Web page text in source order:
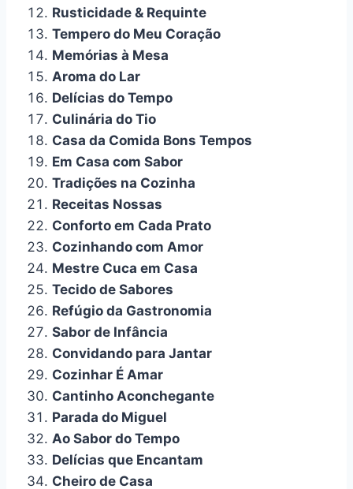
Rusticidade & Requinte
Tempero do Meu Coração
Memórias à Mesa
Aroma do Lar
Delícias do Tempo
Culinária do Tio
Casa da Comida Bons Tempos
Em Casa com Sabor
Tradições na Cozinha
Receitas Nossas
Conforto em Cada Prato
Cozinhando com Amor
Mestre Cuca em Casa
Tecido de Sabores
Refúgio da Gastronomia
Sabor de Infância
Convidando para Jantar
Cozinhar É Amar
Cantinho Aconchegante
Parada do Miguel
Ao Sabor do Tempo
Delícias que Encantam
Cheiro de Casa